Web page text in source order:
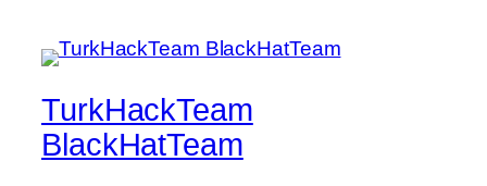
TurkHackTeam
BlackHatTeam